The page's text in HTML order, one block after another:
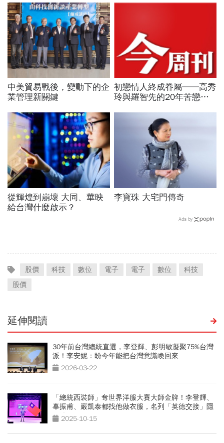
中美貿易戰後，變動下的企
業管理新關鍵
初戀情人終成眷屬──高秀
玲與羅智先的20年苦戀
從輝煌到崩壞 大同、華映
給台灣什麼啟示？
李寶珠 大宅門傳奇
Ads by
股價 科技 數位 電子 電子 數位
科技
股價
延伸閱讀
30年前台灣總統直選，李登輝、彭明敏凝聚75%台灣
派！李安妮：盼今年能把台灣意識喚回來
2026-03-22
「總統西裝師」奪世界洋服大賽大師金牌！李登輝、
辜振甫、嚴凱泰都找他做衣服，名列「英德交接」隱
形清單
2025-10-15